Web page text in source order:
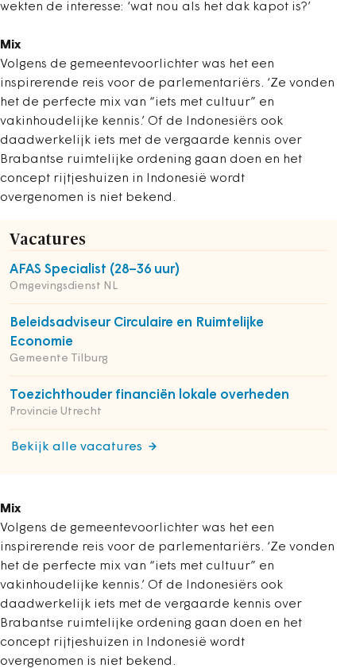
wekten de interesse: ‘wat nou als het dak kapot is?’
Mix
Volgens de gemeentevoorlichter was het een
inspirerende reis voor de parlementariërs. ‘Ze vonden
het de perfecte mix van “iets met cultuur” en
vakinhoudelijke kennis.’ Of de Indonesiërs ook
daadwerkelijk iets met de vergaarde kennis over
Brabantse ruimtelijke ordening gaan doen en het
concept rijtjeshuizen in Indonesië wordt
overgenomen is niet bekend.
Vacatures
AFAS Specialist (28–36 uur)
Omgevingsdienst NL
Beleidsadviseur Circulaire en Ruimtelijke
Economie
Gemeente Tilburg
Toezichthouder financiën lokale overheden
Provincie Utrecht
Bekijk alle vacatures
Mix
Volgens de gemeentevoorlichter was het een
inspirerende reis voor de parlementariërs. ‘Ze vonden
het de perfecte mix van “iets met cultuur” en
vakinhoudelijke kennis.’ Of de Indonesiërs ook
daadwerkelijk iets met de vergaarde kennis over
Brabantse ruimtelijke ordening gaan doen en het
concept rijtjeshuizen in Indonesië wordt
overgenomen is niet bekend.